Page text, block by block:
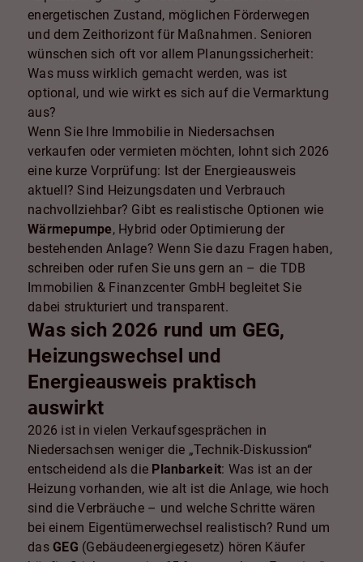
energetischen Zustand, möglichen Förderwegen
und dem Zeithorizont für Maßnahmen. Senioren
wünschen sich oft vor allem Planungssicherheit:
Was muss wirklich gemacht werden, was ist
optional, und wie wirkt es sich auf die Vermarktung
aus?
Wenn Sie Ihre Immobilie in Niedersachsen
verkaufen oder vermieten möchten, lohnt sich 2026
eine kurze Vorprüfung: Ist der Energieausweis
aktuell? Sind Heizungsdaten und Verbrauch
nachvollziehbar? Gibt es realistische Optionen wie
Wärmepumpe, Hybrid oder Optimierung der
bestehenden Anlage? Wenn Sie dazu Fragen haben,
schreiben oder rufen Sie uns gern an – die TDB
Immobilien & Finanzcenter GmbH begleitet Sie
dabei strukturiert und transparent.
Was sich 2026 rund um GEG,
Heizungswechsel und
Energieausweis praktisch
auswirkt
2026 ist in vielen Verkaufsgesprächen in
Niedersachsen weniger die „Technik-Diskussion“
entscheidend als die Planbarkeit: Was ist an der
Heizung vorhanden, wie alt ist die Anlage, wie hoch
sind die Verbräuche – und welche Schritte wären
bei einem Eigentümerwechsel realistisch? Rund um
dasGEG (Gebäudeenergiegesetz) hören Käufer